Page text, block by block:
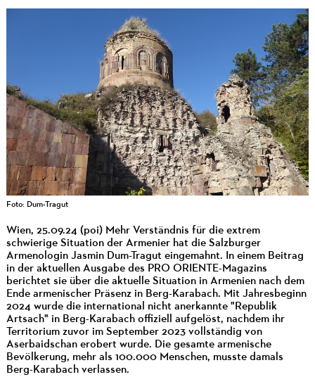
Foto: Dum-Tragut
Wien, 25.09.24 (poi) Mehr Verständnis für die extrem
schwierige Situation der Armenier hat die Salzburger
Armenologin Jasmin Dum-Tragut eingemahnt. In einem Beitrag
in der aktuellen Ausgabe des PRO ORIENTE-Magazins
berichtet sie über die aktuelle Situation in Armenien nach dem
Ende armenischer Präsenz in Berg-Karabach. Mit Jahresbeginn
2024 wurde die international nicht anerkannte "Republik
Artsach" in Berg-Karabach offiziell aufgelöst, nachdem ihr
Territorium zuvor im September 2023 vollständig von
Aserbaidschan erobert wurde. Die gesamte armenische
Bevölkerung, mehr als 100.000 Menschen, musste damals
Berg-Karabach verlassen.